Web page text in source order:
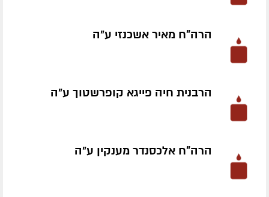
הרה"ח מאיר אשכנזי ע״ה
הרבנית חיה פייגא קופרשטוך ע״ה
הרה"ח אלכסנדר מענקין ע״ה